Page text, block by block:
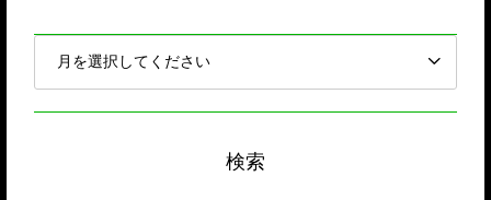
検索